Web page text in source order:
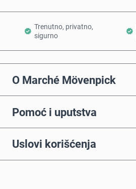
Trenutno, privatno,
sigurno
O Marché Mövenpick
Pomoć i uputstva
Uslovi korišćenja